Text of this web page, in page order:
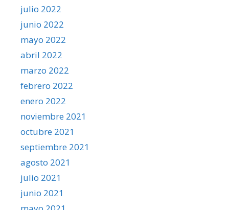
julio 2022
junio 2022
mayo 2022
abril 2022
marzo 2022
febrero 2022
enero 2022
noviembre 2021
octubre 2021
septiembre 2021
agosto 2021
julio 2021
junio 2021